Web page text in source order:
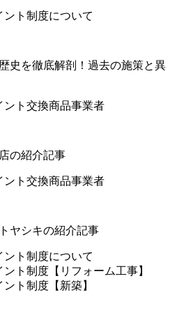
ント制度について
史を徹底解剖！過去の施策と異
ント交換商品事業者
の紹介記事
ント交換商品事業者
ヤシキの紹介記事
ント制度について
ト制度【リフォーム工事】
ト制度【新築】